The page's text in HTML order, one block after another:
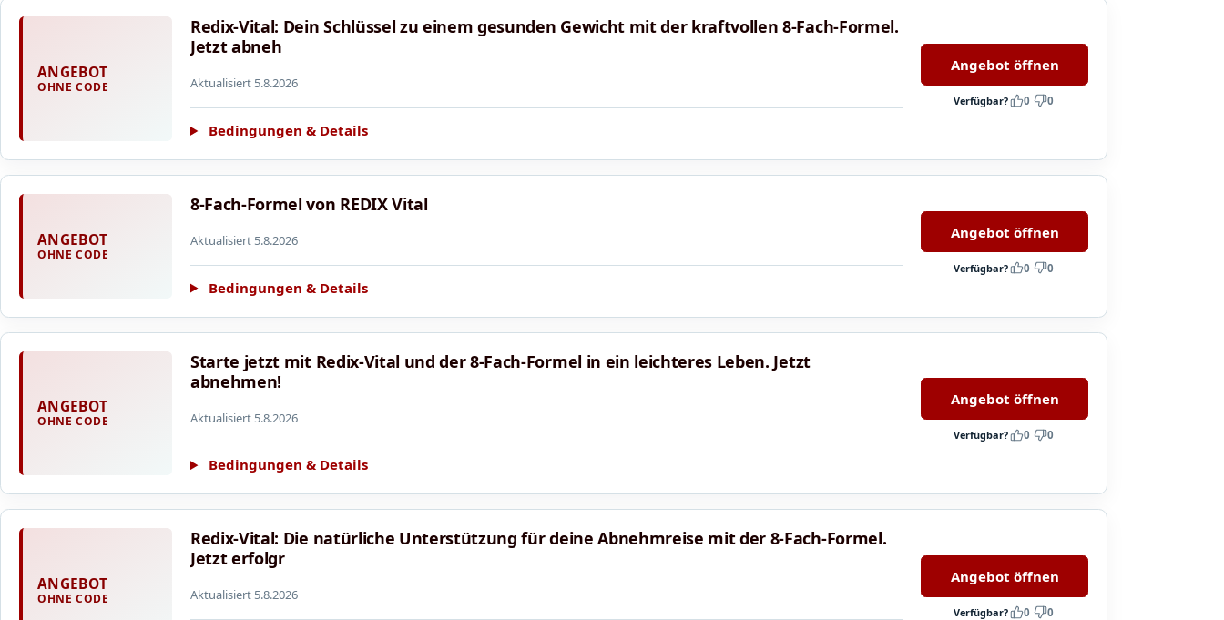
ANGEBOT
OHNE CODE
Redix-Vital: Dein Schlüssel zu einem gesunden Gewicht mit der kraftvollen 8-Fach-Formel.
Jetzt abneh
Aktualisiert 5.8.2026
Bedingungen & Details
Angebot öffnen
Verfügbar? 0 0
ANGEBOT
OHNE CODE
8-Fach-Formel von REDIX Vital
Aktualisiert 5.8.2026
Bedingungen & Details
Angebot öffnen
Verfügbar? 0 0
ANGEBOT
OHNE CODE
Starte jetzt mit Redix-Vital und der 8-Fach-Formel in ein leichteres Leben. Jetzt
abnehmen!
Aktualisiert 5.8.2026
Bedingungen & Details
Angebot öffnen
Verfügbar? 0 0
ANGEBOT
OHNE CODE
Redix-Vital: Die natürliche Unterstützung für deine Abnehmreise mit der 8-Fach-Formel.
Jetzt erfolgr
Aktualisiert 5.8.2026
Angebot öffnen
Verfügbar? 0 0